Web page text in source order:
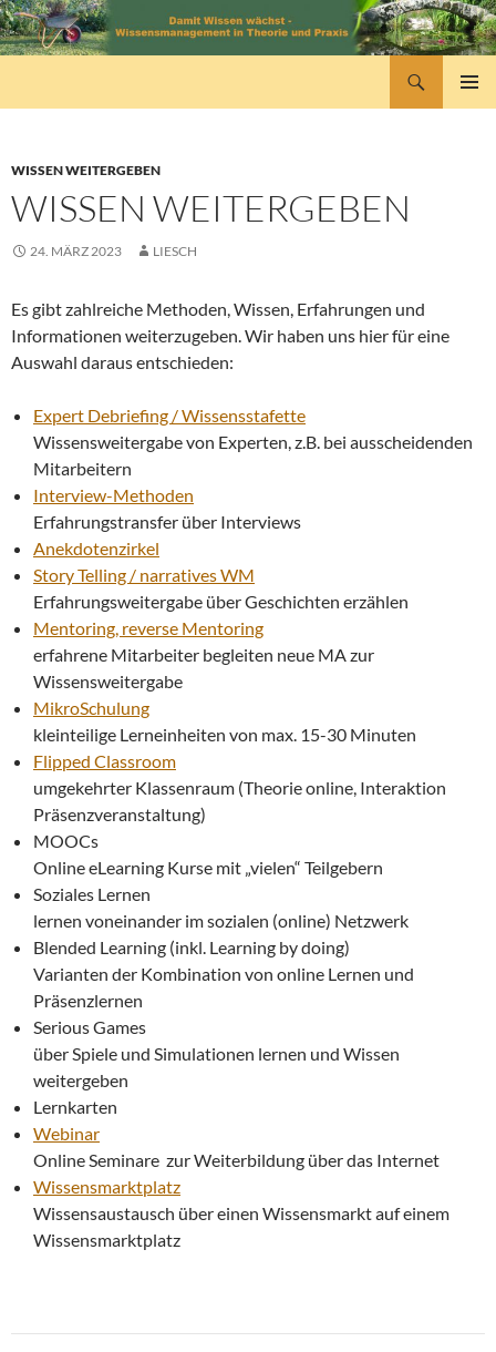
Zum
Inhalt
WISSEN WEITERGEBEN
WISSEN WEITERGEBEN
24. MÄRZ 2023 LIESCH
Es gibt zahlreiche Methoden, Wissen, Erfahrungen und
Informationen weiterzugeben. Wir haben uns hier für eine
Auswahl daraus entschieden:
Expert Debriefing / Wissensstafette
Wissensweitergabe von Experten, z.B. bei ausscheidenden
Mitarbeitern
Interview-Methoden
Erfahrungstransfer über Interviews
Anekdotenzirkel
Story Telling / narratives WM
Erfahrungsweitergabe über Geschichten erzählen
Mentoring, reverse Mentoring
erfahrene Mitarbeiter begleiten neue MA zur
Wissensweitergabe
MikroSchulung
kleinteilige Lerneinheiten von max. 15-30 Minuten
Flipped Classroom
umgekehrter Klassenraum (Theorie online, Interaktion
Präsenzveranstaltung)
MOOCs
Online eLearning Kurse mit „vielen“ Teilgebern
Soziales Lernen
lernen voneinander im sozialen (online) Netzwerk
Blended Learning (inkl. Learning by doing)
Varianten der Kombination von online Lernen und
Präsenzlernen
Serious Games
über Spiele und Simulationen lernen und Wissen
weitergeben
Lernkarten
Webinar
Online Seminare zur Weiterbildung über das Internet
Wissensmarktplatz
Wissensaustausch über einen Wissensmarkt auf einem
Wissensmarktplatz